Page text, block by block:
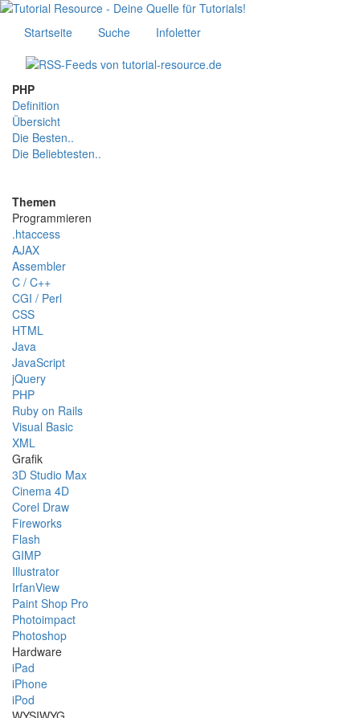
Startseite Suche Infoletter
PHP
Definition
Übersicht
Die Besten..
Die Beliebtesten..
Themen
Programmieren
.htaccess
AJAX
Assembler
C / C++
CGI / Perl
CSS
HTML
Java
JavaScript
jQuery
PHP
Ruby on Rails
Visual Basic
XML
Grafik
3D Studio Max
Cinema 4D
Corel Draw
Fireworks
Flash
GIMP
Illustrator
IrfanView
Paint Shop Pro
Photoimpact
Photoshop
Hardware
iPad
iPhone
iPod